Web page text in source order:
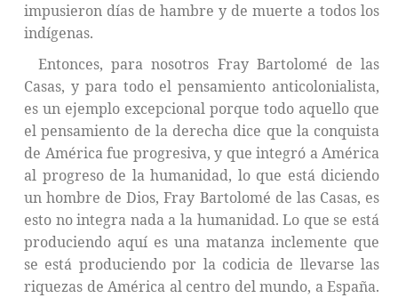
impusieron días de hambre y de muerte a todos los
indígenas.
Entonces, para nosotros Fray Bartolomé de las
Casas, y para todo el pensamiento anticolonialista,
es un ejemplo excepcional porque todo aquello que
el pensamiento de la derecha dice que la conquista
de América fue progresiva, y que integró a América
al progreso de la humanidad, lo que está diciendo
un hombre de Dios, Fray Bartolomé de las Casas, es
esto no integra nada a la humanidad. Lo que se está
produciendo aquí es una matanza inclemente que
se está produciendo por la codicia de llevarse las
riquezas de América al centro del mundo, a España.